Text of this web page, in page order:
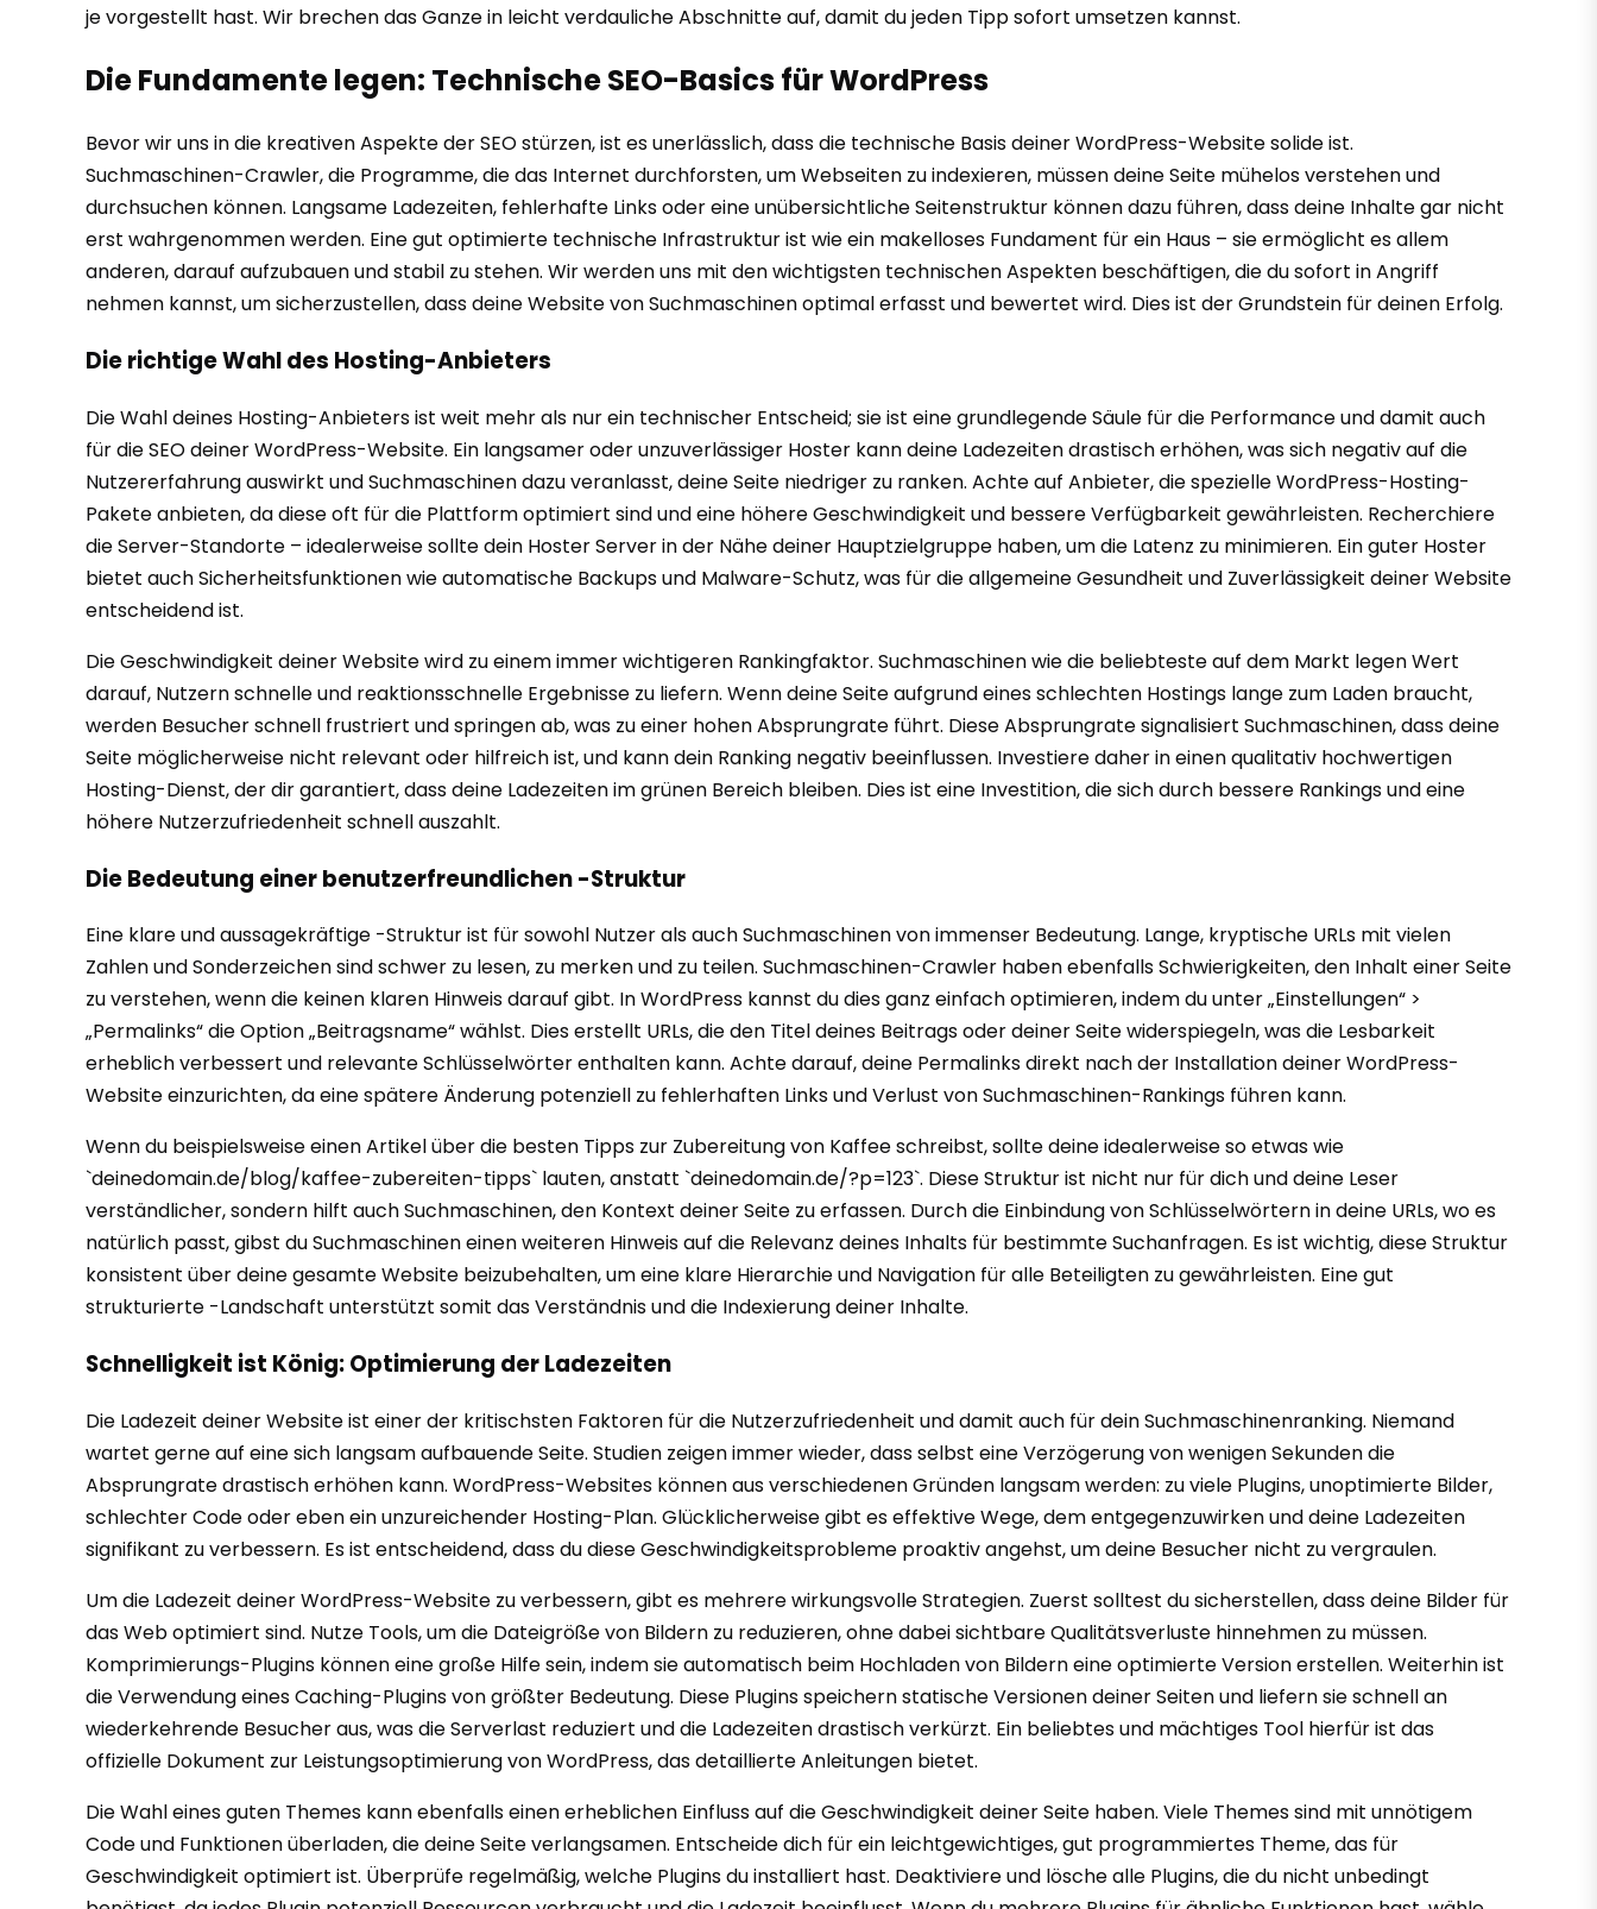
je vorgestellt hast. Wir brechen das Ganze in leicht verdauliche Abschnitte auf, damit du jeden Tipp sofort umsetzen kannst.
Die Fundamente legen: Technische SEO-Basics für WordPress
Bevor wir uns in die kreativen Aspekte der SEO stürzen, ist es unerlässlich, dass die technische Basis deiner WordPress-Website solide ist.
Suchmaschinen-Crawler, die Programme, die das Internet durchforsten, um Webseiten zu indexieren, müssen deine Seite mühelos verstehen und
durchsuchen können. Langsame Ladezeiten, fehlerhafte Links oder eine unübersichtliche Seitenstruktur können dazu führen, dass deine Inhalte gar nicht
erst wahrgenommen werden. Eine gut optimierte technische Infrastruktur ist wie ein makelloses Fundament für ein Haus – sie ermöglicht es allem
anderen, darauf aufzubauen und stabil zu stehen. Wir werden uns mit den wichtigsten technischen Aspekten beschäftigen, die du sofort in Angriff
nehmen kannst, um sicherzustellen, dass deine Website von Suchmaschinen optimal erfasst und bewertet wird. Dies ist der Grundstein für deinen Erfolg.
Die richtige Wahl des Hosting-Anbieters
Die Wahl deines Hosting-Anbieters ist weit mehr als nur ein technischer Entscheid; sie ist eine grundlegende Säule für die Performance und damit auch
für die SEO deiner WordPress-Website. Ein langsamer oder unzuverlässiger Hoster kann deine Ladezeiten drastisch erhöhen, was sich negativ auf die
Nutzererfahrung auswirkt und Suchmaschinen dazu veranlasst, deine Seite niedriger zu ranken. Achte auf Anbieter, die spezielle WordPress-Hosting-
Pakete anbieten, da diese oft für die Plattform optimiert sind und eine höhere Geschwindigkeit und bessere Verfügbarkeit gewährleisten. Recherchiere
die Server-Standorte – idealerweise sollte dein Hoster Server in der Nähe deiner Hauptzielgruppe haben, um die Latenz zu minimieren. Ein guter Hoster
bietet auch Sicherheitsfunktionen wie automatische Backups und Malware-Schutz, was für die allgemeine Gesundheit und Zuverlässigkeit deiner Website
entscheidend ist.
Die Geschwindigkeit deiner Website wird zu einem immer wichtigeren Rankingfaktor. Suchmaschinen wie die beliebteste auf dem Markt legen Wert
darauf, Nutzern schnelle und reaktionsschnelle Ergebnisse zu liefern. Wenn deine Seite aufgrund eines schlechten Hostings lange zum Laden braucht,
werden Besucher schnell frustriert und springen ab, was zu einer hohen Absprungrate führt. Diese Absprungrate signalisiert Suchmaschinen, dass deine
Seite möglicherweise nicht relevant oder hilfreich ist, und kann dein Ranking negativ beeinflussen. Investiere daher in einen qualitativ hochwertigen
Hosting-Dienst, der dir garantiert, dass deine Ladezeiten im grünen Bereich bleiben. Dies ist eine Investition, die sich durch bessere Rankings und eine
höhere Nutzerzufriedenheit schnell auszahlt.
Die Bedeutung einer benutzerfreundlichen -Struktur
Eine klare und aussagekräftige -Struktur ist für sowohl Nutzer als auch Suchmaschinen von immenser Bedeutung. Lange, kryptische URLs mit vielen
Zahlen und Sonderzeichen sind schwer zu lesen, zu merken und zu teilen. Suchmaschinen-Crawler haben ebenfalls Schwierigkeiten, den Inhalt einer Seite
zu verstehen, wenn die keinen klaren Hinweis darauf gibt. In WordPress kannst du dies ganz einfach optimieren, indem du unter „Einstellungen“ >
„Permalinks“ die Option „Beitragsname“ wählst. Dies erstellt URLs, die den Titel deines Beitrags oder deiner Seite widerspiegeln, was die Lesbarkeit
erheblich verbessert und relevante Schlüsselwörter enthalten kann. Achte darauf, deine Permalinks direkt nach der Installation deiner WordPress-
Website einzurichten, da eine spätere Änderung potenziell zu fehlerhaften Links und Verlust von Suchmaschinen-Rankings führen kann.
Wenn du beispielsweise einen Artikel über die besten Tipps zur Zubereitung von Kaffee schreibst, sollte deine idealerweise so etwas wie
`deinedomain.de/blog/kaffee-zubereiten-tipps` lauten, anstatt `deinedomain.de/?p=123`. Diese Struktur ist nicht nur für dich und deine Leser
verständlicher, sondern hilft auch Suchmaschinen, den Kontext deiner Seite zu erfassen. Durch die Einbindung von Schlüsselwörtern in deine URLs, wo es
natürlich passt, gibst du Suchmaschinen einen weiteren Hinweis auf die Relevanz deines Inhalts für bestimmte Suchanfragen. Es ist wichtig, diese Struktur
konsistent über deine gesamte Website beizubehalten, um eine klare Hierarchie und Navigation für alle Beteiligten zu gewährleisten. Eine gut
strukturierte -Landschaft unterstützt somit das Verständnis und die Indexierung deiner Inhalte.
Schnelligkeit ist König: Optimierung der Ladezeiten
Die Ladezeit deiner Website ist einer der kritischsten Faktoren für die Nutzerzufriedenheit und damit auch für dein Suchmaschinenranking. Niemand
wartet gerne auf eine sich langsam aufbauende Seite. Studien zeigen immer wieder, dass selbst eine Verzögerung von wenigen Sekunden die
Absprungrate drastisch erhöhen kann. WordPress-Websites können aus verschiedenen Gründen langsam werden: zu viele Plugins, unoptimierte Bilder,
schlechter Code oder eben ein unzureichender Hosting-Plan. Glücklicherweise gibt es effektive Wege, dem entgegenzuwirken und deine Ladezeiten
signifikant zu verbessern. Es ist entscheidend, dass du diese Geschwindigkeitsprobleme proaktiv angehst, um deine Besucher nicht zu vergraulen.
Um die Ladezeit deiner WordPress-Website zu verbessern, gibt es mehrere wirkungsvolle Strategien. Zuerst solltest du sicherstellen, dass deine Bilder für
das Web optimiert sind. Nutze Tools, um die Dateigröße von Bildern zu reduzieren, ohne dabei sichtbare Qualitätsverluste hinnehmen zu müssen.
Komprimierungs-Plugins können eine große Hilfe sein, indem sie automatisch beim Hochladen von Bildern eine optimierte Version erstellen. Weiterhin ist
die Verwendung eines Caching-Plugins von größter Bedeutung. Diese Plugins speichern statische Versionen deiner Seiten und liefern sie schnell an
wiederkehrende Besucher aus, was die Serverlast reduziert und die Ladezeiten drastisch verkürzt. Ein beliebtes und mächtiges Tool hierfür ist das
offizielle Dokument zur Leistungsoptimierung von WordPress, das detaillierte Anleitungen bietet.
Die Wahl eines guten Themes kann ebenfalls einen erheblichen Einfluss auf die Geschwindigkeit deiner Seite haben. Viele Themes sind mit unnötigem
Code und Funktionen überladen, die deine Seite verlangsamen. Entscheide dich für ein leichtgewichtiges, gut programmiertes Theme, das für
Geschwindigkeit optimiert ist. Überprüfe regelmäßig, welche Plugins du installiert hast. Deaktiviere und lösche alle Plugins, die du nicht unbedingt